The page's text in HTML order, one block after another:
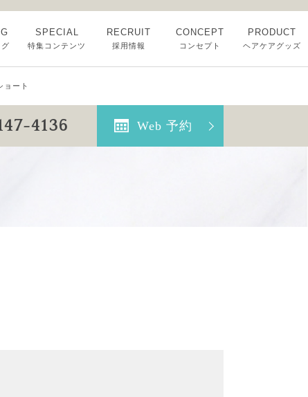
SPECIAL
特集コンテンツ
RECRUIT
採用情報
CONCEPT
コンセプト
PRODUCT
ヘアケアグッズ
ョート
4136 Web 予約